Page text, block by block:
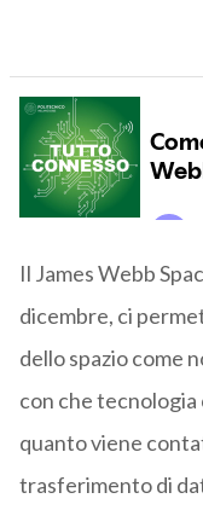
Il James Webb
dicembre, ci
dello spazio come
con che tecnologia
quanto viene
trasferimento di